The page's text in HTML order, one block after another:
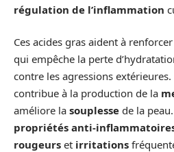
régulation de l’inflammation
Ces acides gras aident à
qui empêche la perte
contre les agressions extérieures.
contribue à la production de la
améliore la souplesse de la
propriétés anti-
rougeurs et irritations